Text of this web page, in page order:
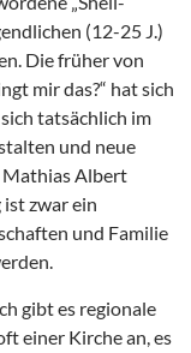
(12-25 J.)
Die früher von
mir das?“ hat sich
tatsächlich im
und neue
Mathias Albert
zwar ein
und Familie
gibt es regionale
einer Kirche an, es